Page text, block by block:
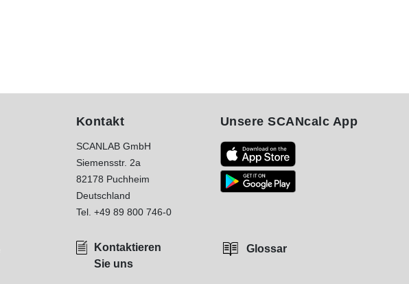
Kontakt
SCANLAB GmbH
Siemensstr. 2a
82178 Puchheim
Deutschland
Tel. +49 89 800 746-0
Kontaktieren
Sie uns
Unsere SCANcalc App
Glossar